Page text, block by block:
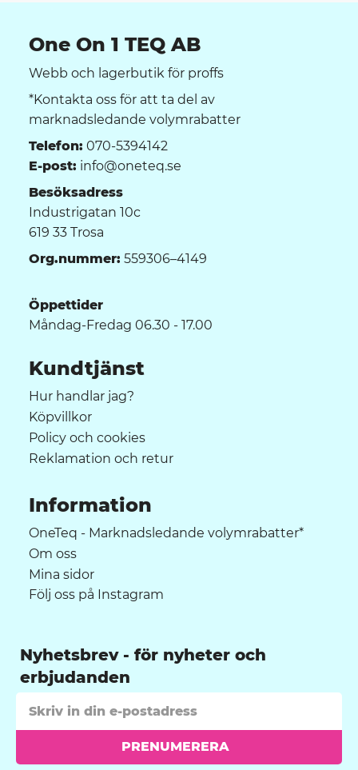
One On 1 TEQ AB
Webb och lagerbutik för proffs
*Kontakta oss för att ta del av
marknadsledande volymrabatter
Telefon: 070-5394142
E-post: info@oneteq.se
Besöksadress
Industrigatan 10c
619 33 Trosa
Org.nummer: 559306–4149
Öppettider
Måndag-Fredag 06.30 - 17.00
Kundtjänst
Hur handlar jag?
Köpvillkor
Policy och cookies
Reklamation och retur
Information
OneTeq - Marknadsledande volymrabatter*
Om oss
Mina sidor
Följ oss på Instagram
Nyhetsbrev
PRENUMERERA